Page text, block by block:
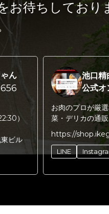
お待ちしており
ん
）
ビル
池口精
公式オ
お肉のプロが厳
菜・デリカの通
https://
LINE